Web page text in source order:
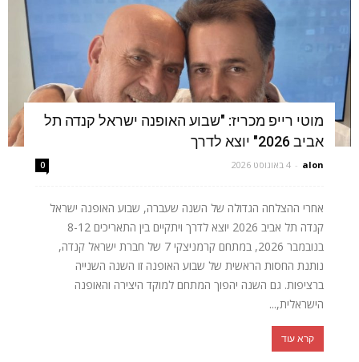
מוטי רייפ מכריז: "שבוע האופנה ישראל קנדה תל
אביב 2026" יוצא לדרך
alon
- 4 באוגוסט 2026 0
אחרי ההצלחה הגדולה של השנה שעברה, שבוע האופנה ישראל
קנדה תל אביב 2026 יוצא לדרך ויתקיים בין התאריכים 8-12
בנובמבר 2026, במתחם קרמניצקי 7 של חברת ישראל קנדה,
נותנת החסות הראשית של שבוע האופנה זו השנה השנייה
ברציפות. גם השנה יהפוך המתחם למוקד היצירה והאופנה
הישראלית,...
קרא עוד